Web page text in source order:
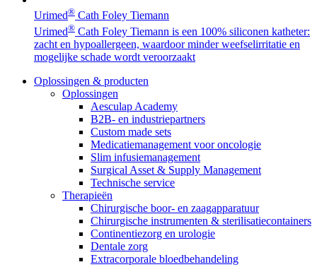
Urimed® Cath Foley Tiemann
Urimed® Cath Foley Tiemann is een 100% siliconen katheter:
zacht en hypoallergeen, waardoor minder weefselirritatie en
mogelijke schade wordt veroorzaakt
Oplossingen & producten
Oplossingen
Aesculap Academy
B2B- en industriepartners
Custom made sets
Medicatiemanagement voor oncologie
Slim infusiemanagement
Surgical Asset & Supply Management
Technische service
Therapieën
Chirurgische boor- en zaagapparatuur
Chirurgische instrumenten & sterilisatiecontainers
Continentiezorg en urologie
Dentale zorg
Extracorporale bloedbehandeling